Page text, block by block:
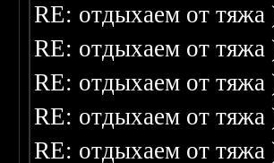
RE: отдыхаем от тяжа
RE: отдыхаем от тяжа
RE: отдыхаем от тяжа
RE: отдыхаем от тяжа
RE: отдыхаем от тяжа